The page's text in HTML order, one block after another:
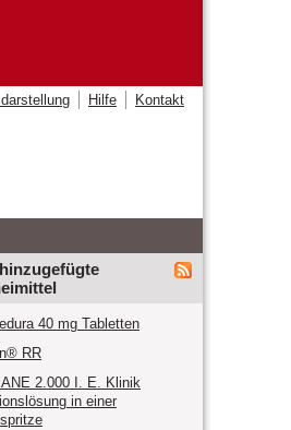
Hilfe Kontakt
40 mg Tabletten
RR
2.000 I. E. Klinik
in einer